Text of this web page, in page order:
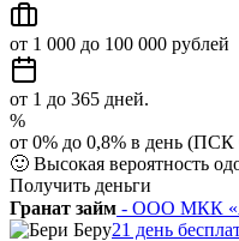
от 1 000 до 100 000 рублей
от 1 до 365 дней.
%
от 0% до 0,8% в день (ПСК
🙂 Высокая вероятность
Получить деньги
Гранат займ - ООО МКК
21 день